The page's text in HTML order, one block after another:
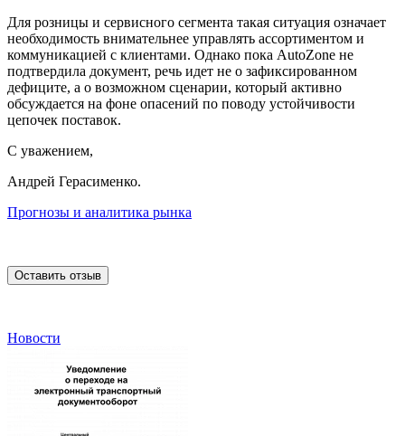
Для розницы и сервисного сегмента такая ситуация означает
необходимость внимательнее управлять ассортиментом и
коммуникацией с клиентами. Однако пока AutoZone не
подтвердила документ, речь идет не о зафиксированном
дефиците, а о возможном сценарии, который активно
обсуждается на фоне опасений по поводу устойчивости
цепочек поставок.
С уважением,
Андрей Герасименко.
Прогнозы и аналитика рынка
Оставить отзыв
Новости